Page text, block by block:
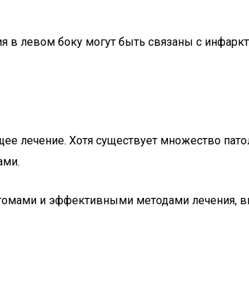
в левом боку могут быть связаны с
лечение. Хотя существует множество
и эффективными методами лечения,